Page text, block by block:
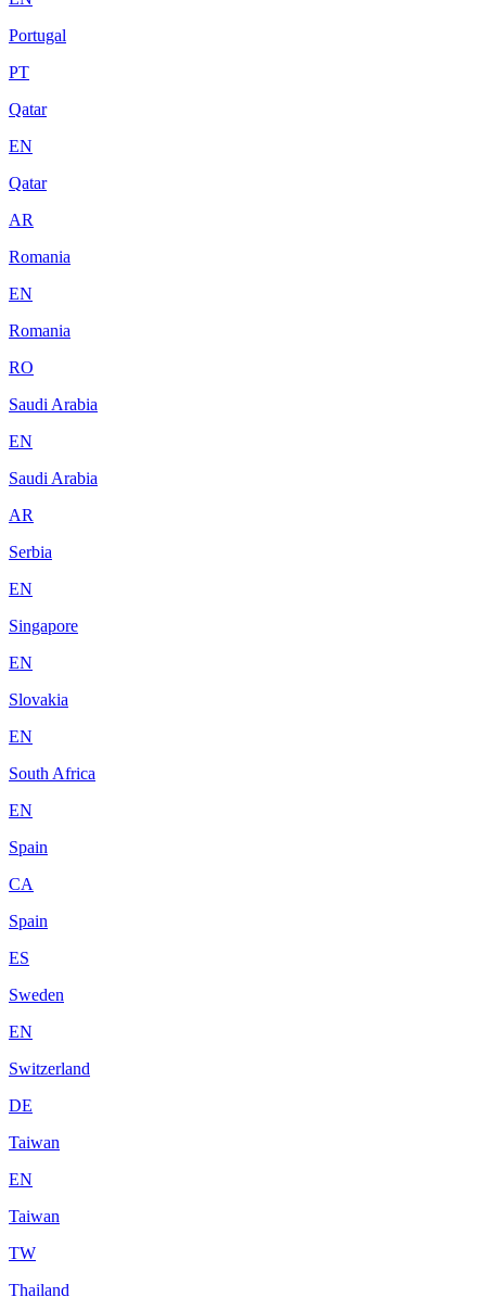
Portugal
PT
Qatar
EN
Qatar
AR
Romania
EN
Romania
RO
Saudi Arabia
EN
Saudi Arabia
AR
Serbia
EN
Singapore
EN
Slovakia
EN
South Africa
EN
Spain
CA
Spain
ES
Sweden
EN
Switzerland
DE
Taiwan
EN
Taiwan
TW
Thailand